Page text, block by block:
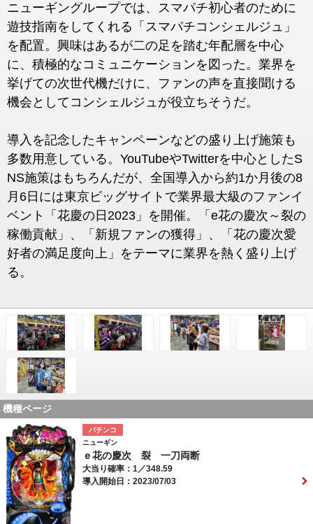
ニューギングループでは、スマパチ初心者のために
遊技指南をしてくれる「スマパチコンシェルジュ」
を配置。興味はあるが二の足を踏む年配層を中心
に、積極的なコミュニケーションを図った。業界を
挙げての次世代機だけに、ファンの声を直接聞ける
機会としてコンシェルジュが役立ちそうだ。
導入を記念したキャンペーンなどの盛り上げ施策も
多数用意している。YouTubeやTwitterを中心としたS
NS施策はもちろんだが、全国導入から約1か月後の8
月6日には東京ビッグサイトで業界最大級のファンイ
ベント「花慶の日2023」を開催。「e花の慶次～裂の
稼働貢献」、「新規ファンの獲得」、「花の慶次愛
好者の満足度向上」をテーマに業界を熱く盛り上げ
る。
機種ページ
パチンコ
ニューギン
ｅ花の慶次 裂 一刀両断
大当り確率：1／348.59
導入開始日：2023/07/03